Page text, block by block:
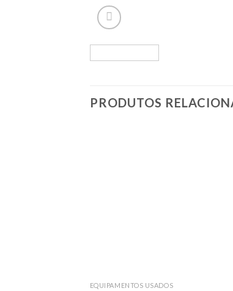
PRODUTOS
EQUIPAMENTOS USADOS